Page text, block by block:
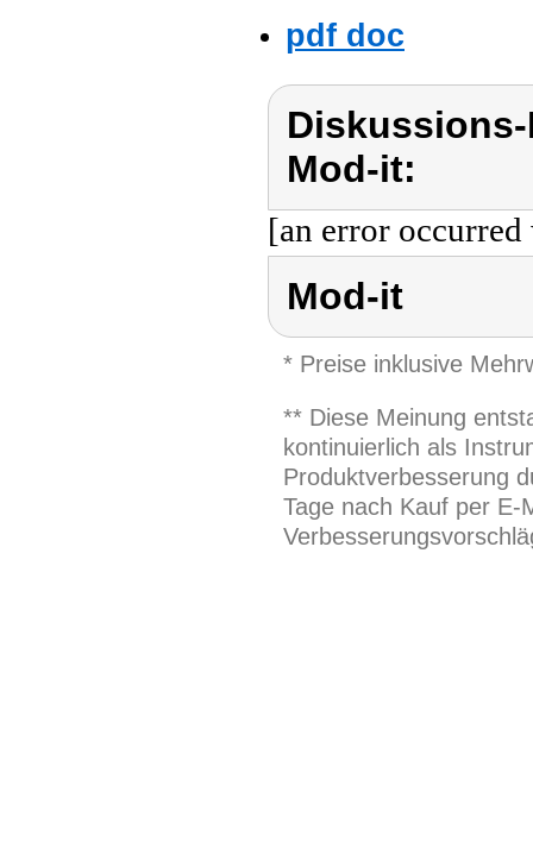
pdf doc
Mod-it:
[an error
Mod-it
* Preise inklusive
** Diese Meinung
kontinuierlich als
Produktverbesserung
Tage nach Kauf per E-